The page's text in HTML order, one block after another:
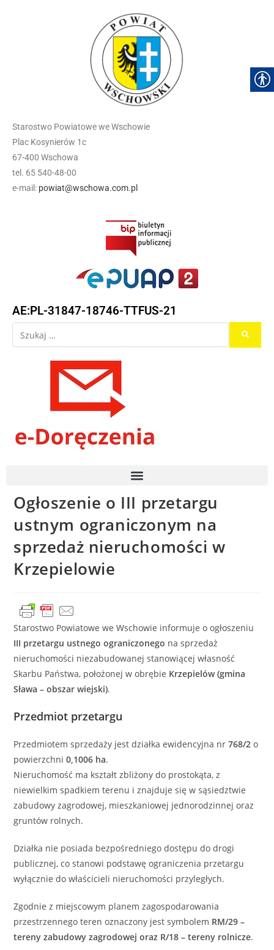
Starostwo Powiatowe we Wschowie
Plac Kosynierów 1c
67-400 Wschowa
tel. 65 540-48-00
e-mail: powiat@wschowa.com.pl
AE:PL-31847-18746-TTFUS-21
Ogłoszenie o III przetargu
ustnym ograniczonym na
sprzedaż nieruchomości w
Krzepielowie
Starostwo Powiatowe we Wschowie informuje o ogłoszeniu
III przetargu ustnego ograniczonego na sprzedaż
nieruchomości niezabudowanej stanowiącej własność
Skarbu Państwa, położonej w obrębie Krzepielów (gmina
Sława – obszar wiejski).
Przedmiot przetargu
Przedmiotem sprzedaży jest działka ewidencyjna nr768/2 o
powierzchni0,1006 ha.
Nieruchomość ma kształt zbliżony do prostokąta, z
niewielkim spadkiem terenu i znajduje się w sąsiedztwie
zabudowy zagrodowej, mieszkaniowej jednorodzinnej oraz
gruntów rolnych.
Działka nie posiada bezpośredniego dostępu do drogi
publicznej, co stanowi podstawę ograniczenia przetargu
wyłącznie do właścicieli nieruchomości przyległych.
Zgodnie z miejscowym planem zagospodarowania
przestrzennego teren oznaczony jest symbolem RM/29 –
tereny zabudowy zagrodowej oraz R/18 – tereny rolnicze.